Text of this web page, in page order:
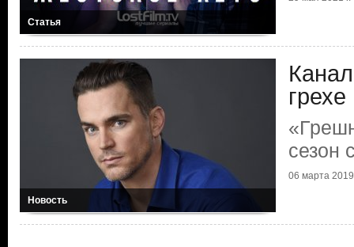
Статья
Новость
грехе
сезон
06 марта 2019